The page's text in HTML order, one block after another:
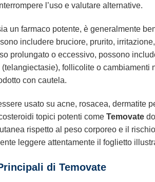
l’uso e valutare alternative.
un farmaco potente, è generalmente
includere bruciore, prurito,
prolungato o eccessivo, possono
follicolite o
con cautela.
usato su acne, rosacea, dermatite
topici potenti come Temovate
rispetto al peso corporeo e il
leggere attentamente il foglietto
di Temovate